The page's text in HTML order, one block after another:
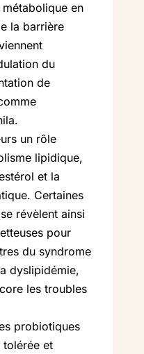
en
la barrière
du
de
un rôle
lipidique,
et la
Certaines
révèlent ainsi
pour
du syndrome
dyslipidémie,
les troubles
probiotiques
tolérée et